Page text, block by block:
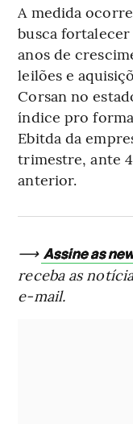
A medida
busca
anos de
leilões e
Corsan no
índice pro
Ebitda da
trimestre, ante
anterior.
⟶ Assine as
receba as
e-mail.